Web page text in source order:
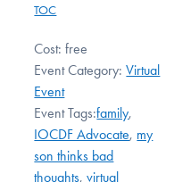
TOC
Cost: free
Event Category: Virtual
Event
Event Tags:family,
IOCDF Advocate, my
son thinks bad
thoughts,virtual